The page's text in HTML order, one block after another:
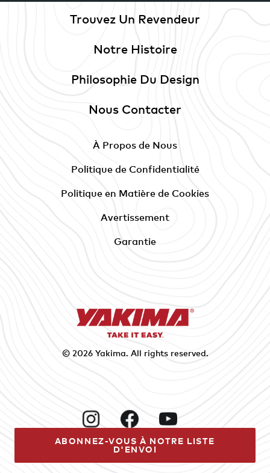
Trouvez Un Revendeur
Notre Histoire
Philosophie Du Design
Nous Contacter
À Propos de Nous
Politique de Confidentialité
Politique en Matière de Cookies
Avertissement
Garantie
© 2026 Yakima. All rights reserved.
InstagramFacebook
ABONNEZ-VOUS À NOTRE LISTE
D'ENVOI